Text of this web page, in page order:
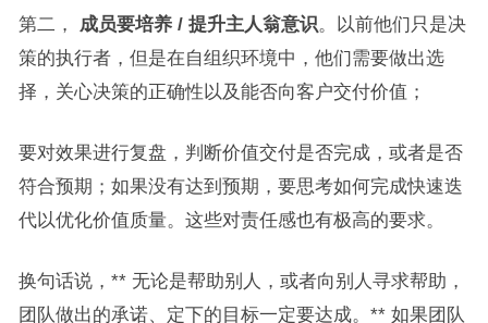
第二， 成员要培养 / 提升主人翁意识。以前他们只是决
策的执行者，但是在自组织环境中，他们需要做出选
择，关心决策的正确性以及能否向客户交付价值；
要对效果进行复盘，判断价值交付是否完成，或者是否
符合预期；如果没有达到预期，要思考如何完成快速迭
代以优化价值质量。这些对责任感也有极高的要求。
换句话说，** 无论是帮助别人，或者向别人寻求帮助，
团队做出的承诺、定下的目标一定要达成。** 如果团队